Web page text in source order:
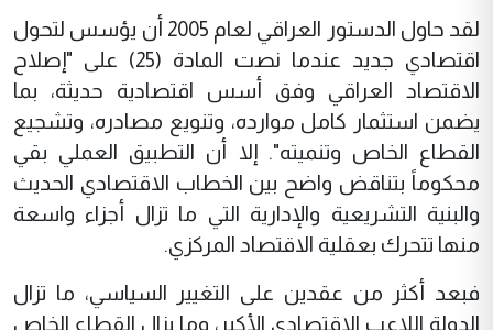
لقد حاول الدستور العراقي لعام 2005 أن يؤسس لتحول
اقتصادي جديد عندما نصت المادة (25) على "إصلاح
الاقتصاد العراقي وفق أسس اقتصادية حديثة، بما
يضمن استثمار كامل موارده، وتنويع مصادره، وتشجيع
القطاع الخاص وتنميته". إلا أن التطبيق العملي بقي
محكوماً بتناقض واضح بين الخطاب الاقتصادي الحديث
والبنية التشريعية والإدارية التي ما تزال أجزاء واسعة
منها تتحرك بعقلية الاقتصاد المركزي.
فبعد أكثر من عقدين على التغيير السياسي، ما تزال
الدولة اللاعب الاقتصادي الأكبر، وما يزال القطاع الخاص